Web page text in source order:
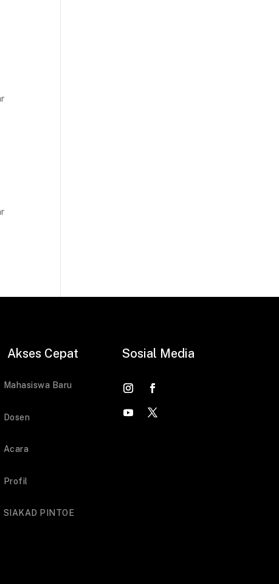
Akses Cepat
Mahasiswa Baru
Dosen
Acara
Profil
SIAKAD PINTOE
Sosial Media